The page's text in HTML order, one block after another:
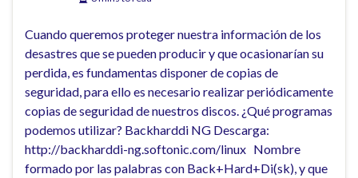
Cuando queremos proteger nuestra información de los
desastres que se pueden producir y que ocasionarían su
perdida, es fundamentas disponer de copias de
seguridad, para ello es necesario realizar periódicamente
copias de seguridad de nuestros discos. ¿Qué programas
podemos utilizar? Backharddi NG Descarga:
http://backharddi-ng.softonic.com/linux Nombre
formado por las palabras con Back+Hard+Di(sk), y que